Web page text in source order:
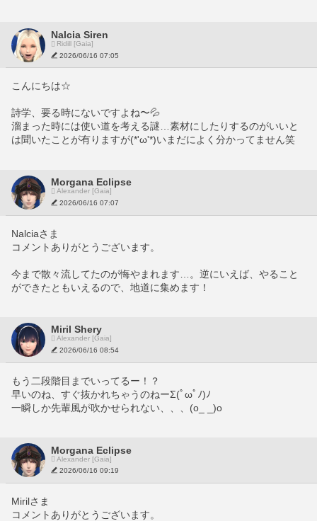
Nalcia Siren
Ridill [Gaia]
2026/06/16 07:05
こんにちは☆
詩学、要る時にないですよね〜💦
溜まった時には使い道を考える謎…素材にしたりするのがいいと
は聞いたことが有りますが(*'ω'*)いまだによく分かってません笑
Morgana Eclipse
Alexander [Gaia]
2026/06/16 07:07
Nalciaさま
コメントありがとうございます。
今まで散々流してたのが悔やまれます…。逆にいえば、やること
ができたともいえるので、地道に集めます！
Miril Shery
Alexander [Gaia]
2026/06/16 08:54
もう二段階目までいってるー！？
早いのね、すぐ抜かれちゃうのねーΣ(ﾟωﾟﾉ)ﾉ
一瞬しか先輩風が吹かせられない、、、(o_ _)o
Morgana Eclipse
Alexander [Gaia]
2026/06/16 09:19
Mirilさま
コメントありがとうございます。